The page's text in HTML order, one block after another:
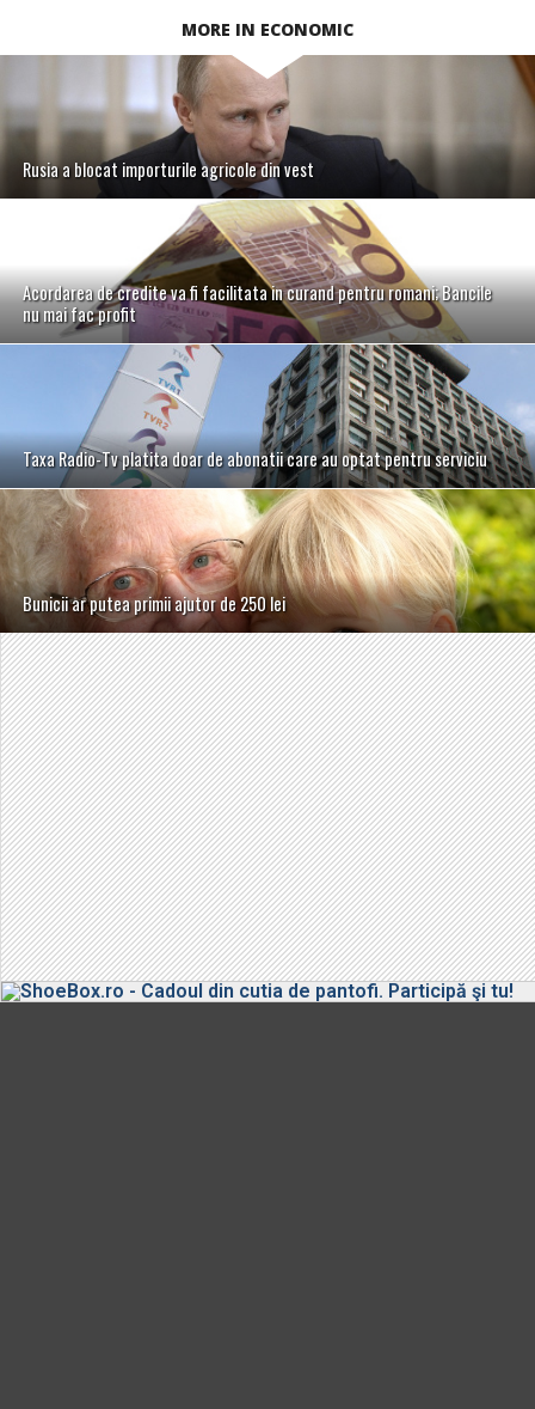
MORE IN ECONOMIC
Rusia a blocat importurile agricole din vest
Acordarea de credite va fi facilitata in curand pentru romani; Bancile
nu mai fac profit
Taxa Radio-Tv platita doar de abonatii care au optat pentru serviciu
Bunicii ar putea primii ajutor de 250 lei